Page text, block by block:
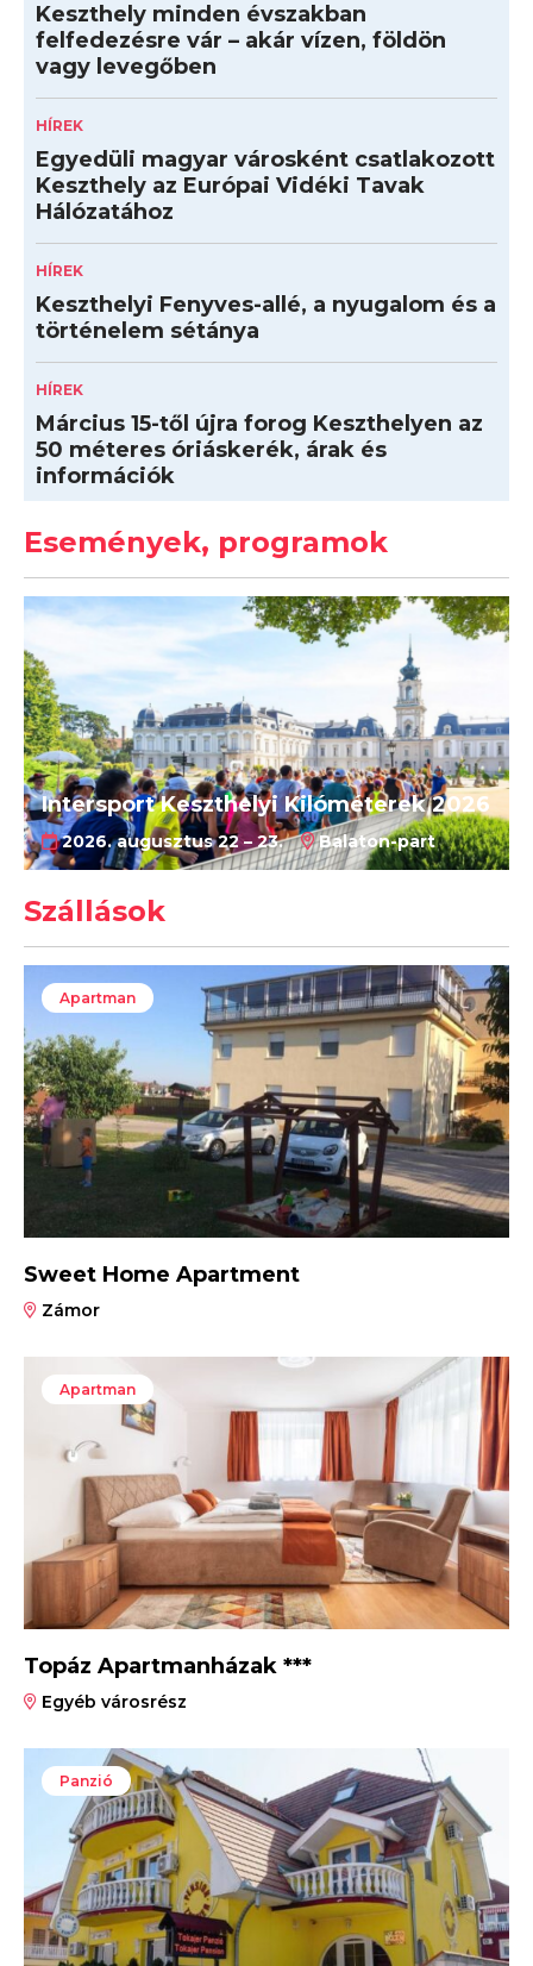
Keszthely minden évszakban
felfedezésre vár – akár vízen, földön
vagy levegőben
HÍREK
Egyedüli magyar városként csatlakozott
Keszthely az Európai Vidéki Tavak
Hálózatához
HÍREK
Keszthelyi Fenyves-allé, a nyugalom és a
történelem sétánya
HÍREK
Március 15-től újra forog Keszthelyen az
50 méteres óriáskerék, árak és
információk
Események, programok
Intersport Keszthelyi Kilóméterek 2026
2026. augusztus 22 – 23. Balaton-part
Szállások
Apartman
Sweet Home Apartment
Zámor
Apartman
Topáz Apartmanházak ***
Egyéb városrész
Panzió